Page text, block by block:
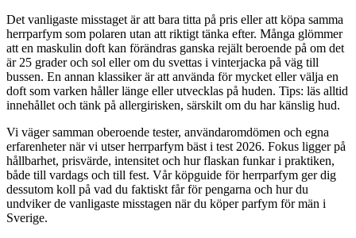
Det vanligaste misstaget är att bara titta på pris eller att köpa samma
herrparfym som polaren utan att riktigt tänka efter. Många glömmer
att en maskulin doft kan förändras ganska rejält beroende på om det
är 25 grader och sol eller om du svettas i vinterjacka på väg till
bussen. En annan klassiker är att använda för mycket eller välja en
doft som varken håller länge eller utvecklas på huden. Tips: läs alltid
innehållet och tänk på allergirisken, särskilt om du har känslig hud.
Vi väger samman oberoende tester, användaromdömen och egna
erfarenheter när vi utser herrparfym bäst i test 2026. Fokus ligger på
hållbarhet, prisvärde, intensitet och hur flaskan funkar i praktiken,
både till vardags och till fest. Vår köpguide för herrparfym ger dig
dessutom koll på vad du faktiskt får för pengarna och hur du
undviker de vanligaste misstagen när du köper parfym för män i
Sverige.